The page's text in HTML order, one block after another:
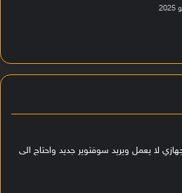
لا يعمل ويريد سوفتوير جديد واحتاج الى